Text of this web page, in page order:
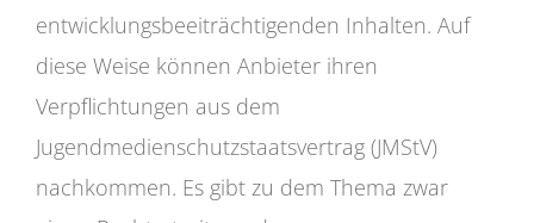
entwicklungsbeeiträchtigenden Inhalten. Auf
diese Weise können Anbieter ihren
Verpflichtungen aus dem
Jugendmedienschutzstaatsvertrag (JMStV)
nachkommen. Es gibt zu dem Thema zwar